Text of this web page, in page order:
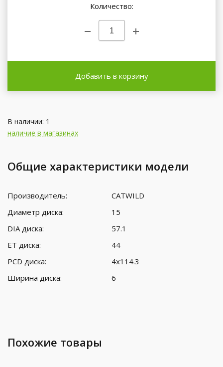
Количество:
Добавить в корзину
В наличии: 1
наличие в магазинах
Общие характеристики модели
Производитель:
CATWILD
Диаметр диска:
15
DIA диска:
57.1
ET диска:
44
PCD диска:
4x114.3
Ширина диска:
6
Похожие товары